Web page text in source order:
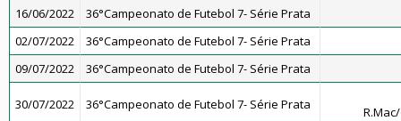
16/06/2022
36°Campeonato de Futebol 7- Série Prata
02/07/2022
36°Campeonato de Futebol 7- Série Prata
09/07/2022
36°Campeonato de Futebol 7- Série Prata
30/07/2022 36°Campeonato de Futebol 7- Série Prata